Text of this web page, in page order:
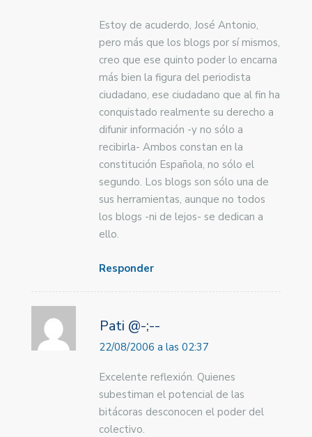
Estoy de acuderdo, José Antonio,
pero más que los blogs por sí mismos,
creo que ese quinto poder lo encarna
más bien la figura del periodista
ciudadano, ese ciudadano que al fin ha
conquistado realmente su derecho a
difunir información -y no sólo a
recibirla- Ambos constan en la
constitución Española, no sólo el
segundo. Los blogs son sólo una de
sus herramientas, aunque no todos
los blogs -ni de lejos- se dedican a
ello.
Responder
Pati @-;--
22/08/2006 a las 02:37
Excelente reflexión. Quienes
subestiman el potencial de las
bitácoras desconocen el poder del
colectivo.